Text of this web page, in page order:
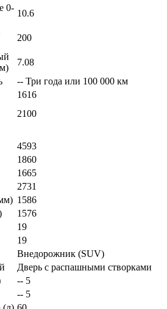
0-
10.6
200
7.08
-- Три года или 100 000 км
1616
2100
4593
1860
1665
2731
1586
1576
19
19
Внедорожник (SUV)
Дверь с распашными створками
-- 5
-- 5